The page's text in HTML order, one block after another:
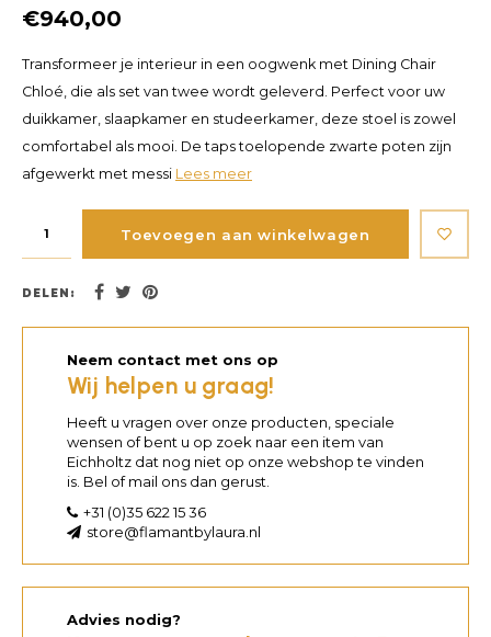
€940,00
Transformeer je interieur in een oogwenk met Dining Chair
Chloé, die als set van twee wordt geleverd. Perfect voor uw
duikkamer, slaapkamer en studeerkamer, deze stoel is zowel
comfortabel als mooi. De taps toelopende zwarte poten zijn
afgewerkt met messi Lees meer
Toevoegen aan winkelwagen
DELEN:
Neem contact met ons op
Wij helpen u graag!
Heeft u vragen over onze producten, speciale
wensen of bent u op zoek naar een item van
Eichholtz dat nog niet op onze webshop te vinden
is. Bel of mail ons dan gerust.
+31 (0)35 622 15 36
store@flamantbylaura.nl
Advies nodig?